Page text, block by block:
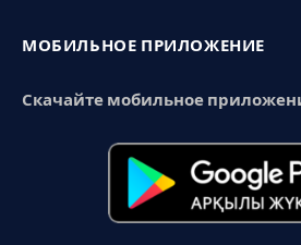
МОБИЛЬНОЕ ПРИЛОЖЕНИЕ
Скачайте мобильное